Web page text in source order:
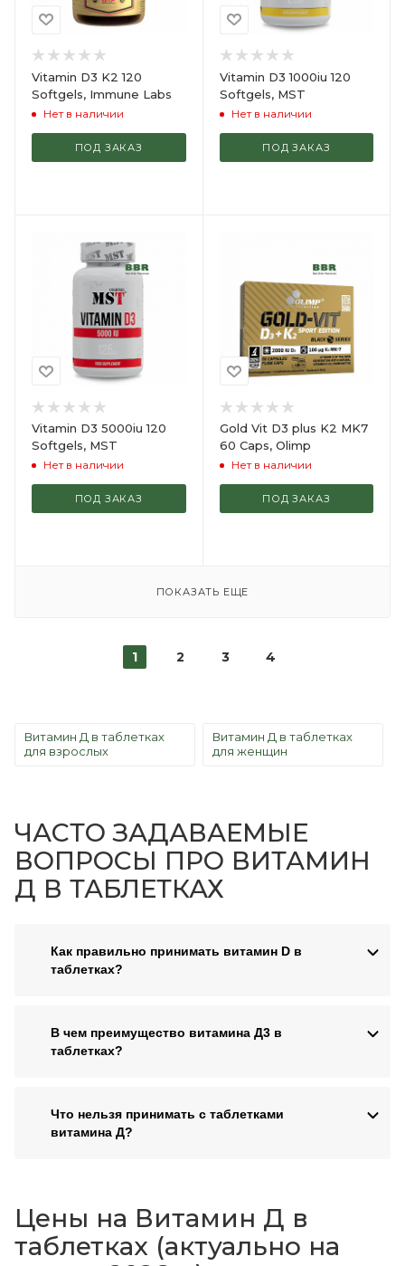
Vitamin D3 K2 120
Softgels, Immune Labs
Нет в наличии
ПОД ЗАКАЗ
Vitamin D3 1000iu 120
Softgels, MST
Нет в наличии
ПОД ЗАКАЗ
Vitamin D3 5000iu 120
Softgels, MST
Нет в наличии
ПОД ЗАКАЗ
Gold Vit D3 plus K2 MK7
60 Caps, Olimp
Нет в наличии
ПОД ЗАКАЗ
ПОКАЗАТЬ ЕЩЕ
1 2 3 4
Витамин Д в таблетках
для взрослых
Витамин Д в таблетках
для женщин
ЧАСТО ЗАДАВАЕМЫЕ
ВОПРОСЫ ПРО ВИТАМИН
Д В ТАБЛЕТКАХ
Как правильно принимать витамин D в
таблетках?
В чем преимущество витамина Д3 в
таблетках?
Что нельзя принимать с таблетками
витамина Д?
Цены на Витамин Д в
таблетках (актуально на